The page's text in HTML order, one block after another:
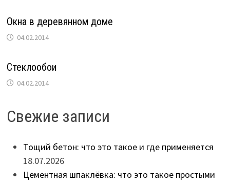
Окна в деревянном доме
04.02.2014
Стеклообои
04.02.2014
Свежие записи
Тощий бетон: что это такое и где применяется
18.07.2026
Цементная шпаклёвка: что это такое простыми